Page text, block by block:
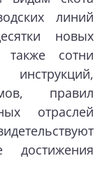
линий
новых
сотни
правил
отраслей
достижения